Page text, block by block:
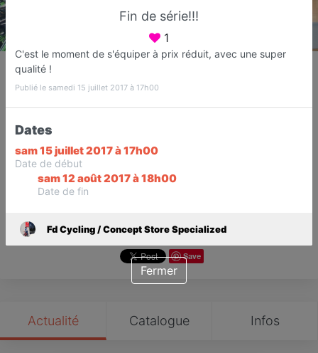
Fd Cycling / Concept Store
Specialized
Favori Contacter
Save
Actualité Catalogue Infos
Fin de série!!!
1
C'est le moment de s'équiper à prix réduit, avec une super
qualité !
Publié le samedi 15 juillet 2017 à 17h00
Dates
sam 15 juillet 2017 à 17h00
Date de début
sam 12 août 2017 à 18h00
Date de fin
Fd Cycling / Concept Store Specialized
Fermer